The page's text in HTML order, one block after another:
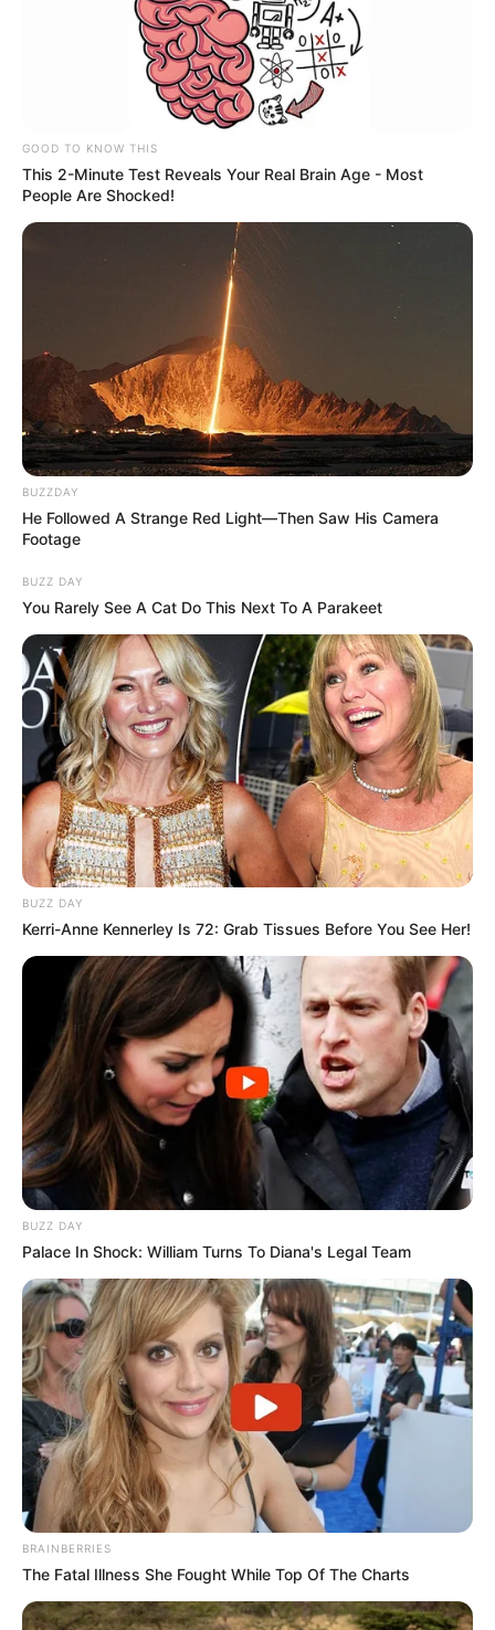
GOOD TO KNOW THIS
This 2-Minute Test Reveals Your Real Brain Age - Most
People Are Shocked!
BUZZDAY
He Followed A Strange Red Light—Then Saw His Camera
Footage
BUZZ DAY
You Rarely See A Cat Do This Next To A Parakeet
BUZZ DAY
Kerri-Anne Kennerley Is 72: Grab Tissues Before You See Her!
BUZZ DAY
Palace In Shock: William Turns To Diana's Legal Team
BRAINBERRIES
The Fatal Illness She Fought While Top Of The Charts